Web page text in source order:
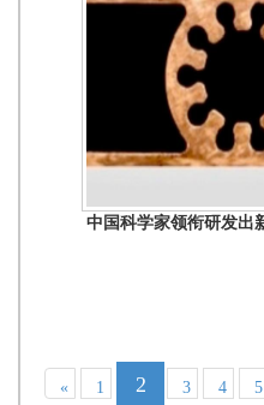
中国科学家领衔研发出
« 1 2 3 4 5